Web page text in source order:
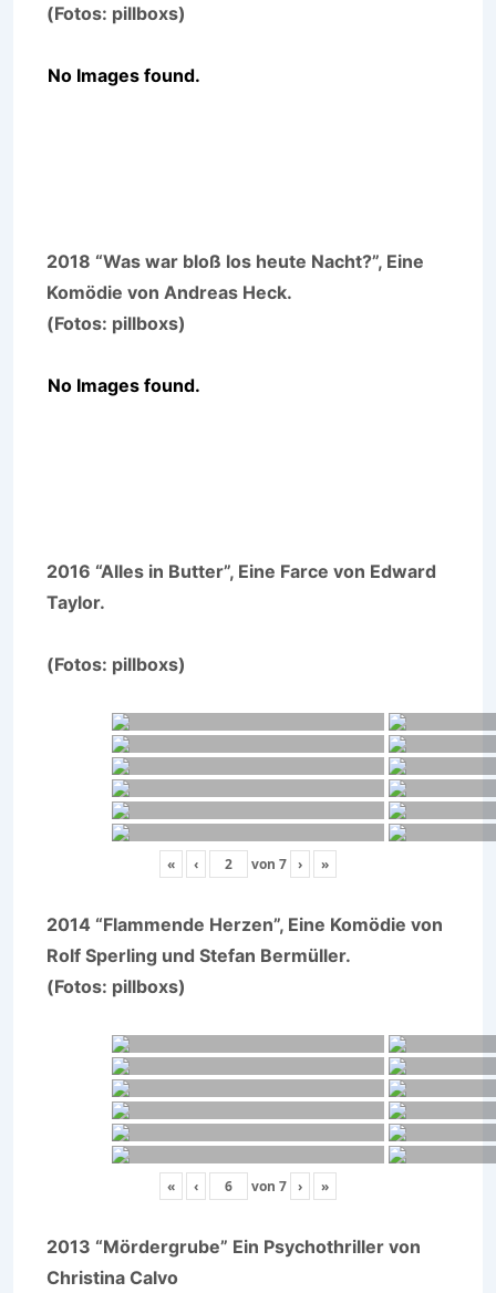
(Fotos: pillboxs)
No Images found.
2018 “Was war bloß los heute Nacht?”, Eine
Komödie von Andreas Heck.
(Fotos: pillboxs)
No Images found.
2016 “Alles in Butter”, Eine Farce von Edward
Taylor.
(Fotos: pillboxs)
« ‹ von 7 › »
2014 “Flammende Herzen”, Eine Komödie von
Rolf Sperling und Stefan Bermüller.
(Fotos: pillboxs)
« ‹ von 7 › »
2013 “Mördergrube” Ein Psychothriller von
Christina Calvo